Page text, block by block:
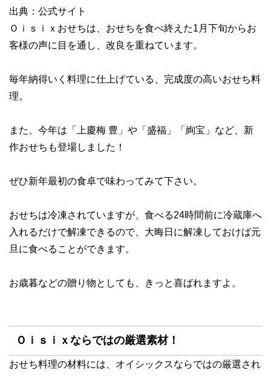
出典：公式サイト
Ｏｉｓｉｘおせちは、おせちを食べ終えた1月下旬からお
客様の声に目を通し、改良を重ねています。
毎年納得いく料理に仕上げている、完成度の高いおせち料
理。
また、今年は「上慶梅 豊」や「盛福」「絢宝」など、 新
作おせち も登場しました！
ぜひ新年最初の食卓で味わってみて下さい。
おせちは冷凍されていますが、 食べる24時間前に冷蔵庫へ
入れるだけで解凍できるので、大晦日に解凍しておけば元
旦に食べることができます。
お歳暮などの贈り物としても、きっと喜ばれますよ。
Ｏｉｓｉｘならではの厳選素材！
おせち料理の材料には、 オイシックスならではの厳選され